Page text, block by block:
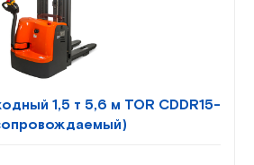
1,5 т 5,6 м TOR CDDR15-